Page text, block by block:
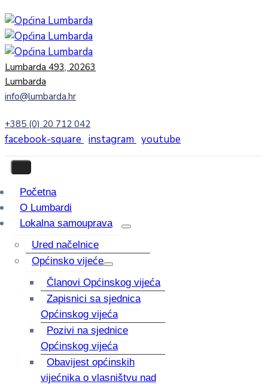
Lumbarda 493, 20263
Lumbarda
info@lumbarda.hr
+385 (0) 20 712 042
facebook-square instagram youtube
Početna
O Lumbardi
Lokalna samouprava
Ured načelnice
Općinsko vijeće
Članovi Općinskog vijeća
Zapisnici sa sjednica
Općinskog vijeća
Pozivi na sjednice
Općinskog vijeća
Obavijest općinskih
vijećnika o vlasništvu nad